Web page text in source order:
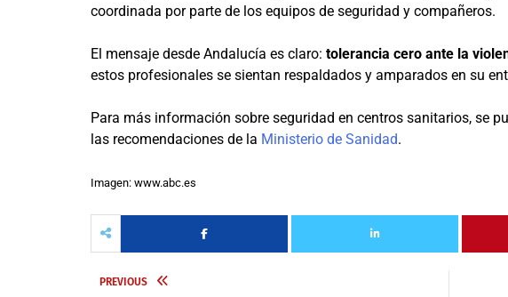
coordinada por parte de los equipos de seguridad y compañeros.
El mensaje desde Andalucía es claro: tolerancia cero ante la
estos profesionales se sientan respaldados y amparados en su
Para más información sobre seguridad en centros sanitarios, se
las recomendaciones de la Ministerio de Sanidad.
Imagen: www.abc.es
PREVIOUS